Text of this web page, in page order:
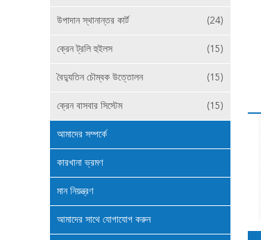
উপাদান স্থানান্তর কার্ট (24)
ক্রেন ট্রলি হুইলস (15)
বৈদ্যুতিন চৌম্বক উত্তোলন (15)
ক্রেন বাসবার সিস্টেম (15)
আমাদের সম্পর্কে
কারখানা ভ্রমণ
মান নিয়ন্ত্রণ
আমাদের সাথে যোগাযোগ করুন